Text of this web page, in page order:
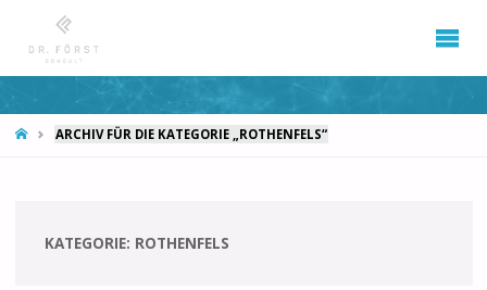
STARTARCHIV FÜR DIE KATEGORIE „ROTHENFELS“
KATEGORIE: ROTHENFELS